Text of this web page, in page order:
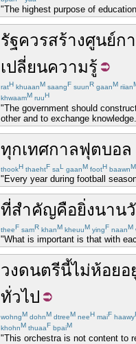
"The highest purpose of
รัฐควรสร้างศูนย์ก
เปลี่ยนความรู้
ratH khuaanM saangF suunR gaanM riian
khwaamM ruuH
"The government should
other and to exchange
ทุกเทศกาลฟุตบอล
thookH thaehtF saL gaanM footH baawnM
"Every year during football
ที่สำคัญคือยิ่งนาน
theeF samR khanM kheuuM yingF naanM
"What is important is that with
วงดนตรีนี้ไม่ห้อยอ
ทั่วไป
wohngM dohnM dtreeM neeH maiF haawy
khohnM thuaaF bpaiM
"This orchestra is not content to